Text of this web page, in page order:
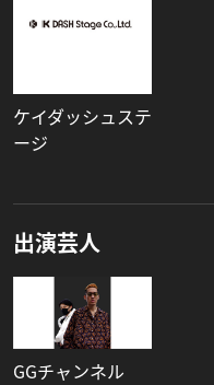
ケイダッシュステ
ージ
出演芸人
GGチャンネル